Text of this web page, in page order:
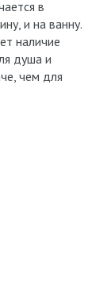
в
и на ванну.
наличие
душа и
чем для